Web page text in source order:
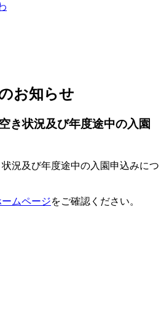
お知らせ
き状況及び年度途中の入園
況及び年度途中の入園申込みにつ
ムページをご確認ください。